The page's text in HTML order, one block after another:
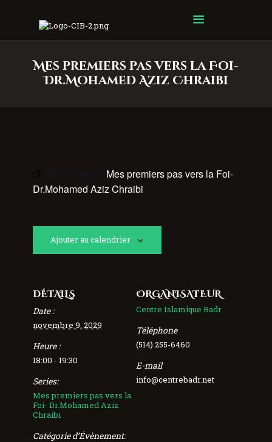
Mes premiers pas vers la Foi-
Dr.Mohamed Aziz Chraibi
Centre Islamique Badr
Event Series: Mes premiers pas vers la Foi-
Dr.Mohamed Aziz Chraibi
Ajouter au calendrier
DÉTAILS
Date :
novembre 9, 2029
Heure :
18:00 - 19:30
Series:
Mes premiers pas vers la
Foi- Dr.Mohamed Aziz
Chraibi
Catégorie d’Évènement:
ORGANISATEUR
Centre Islamique Badr
Téléphone
(514) 255-6460
E-mail
info@centrebadr.net